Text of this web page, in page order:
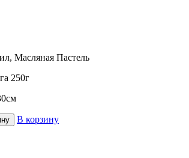
Масляная Пастель
250г
В корзину